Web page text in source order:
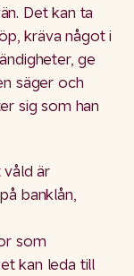
Det kan ta
kräva något i
ge
säger och
sig som han
våld är
banklån,
som
kan leda till